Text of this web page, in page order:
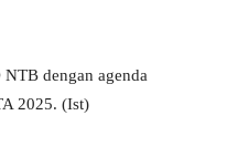
dengan agenda
2025. (Ist)